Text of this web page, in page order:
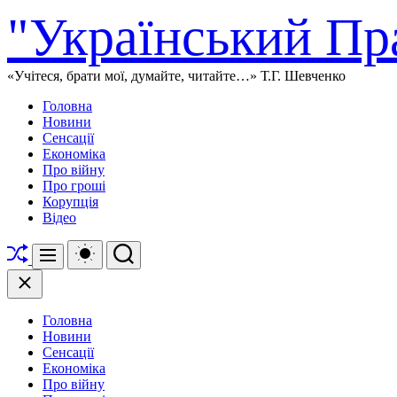
до
вмісту
"Український
«Учітеся, брати мої, думайте, читайте…» Т.Г. Шевченко
Головна
Новини
Сенсації
Економіка
Про війну
Про гроші
Корупція
Відео
Перетасувати
Меню
Перемикач
кольорового
Пошук
Закрити
Головна
Новини
Сенсації
Економіка
Про війну